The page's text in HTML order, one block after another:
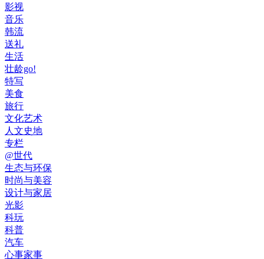
影视
音乐
韩流
送礼
生活
壮龄go!
特写
美食
旅行
文化艺术
人文史地
专栏
@世代
生态与环保
时尚与美容
设计与家居
光影
科玩
科普
汽车
心事家事